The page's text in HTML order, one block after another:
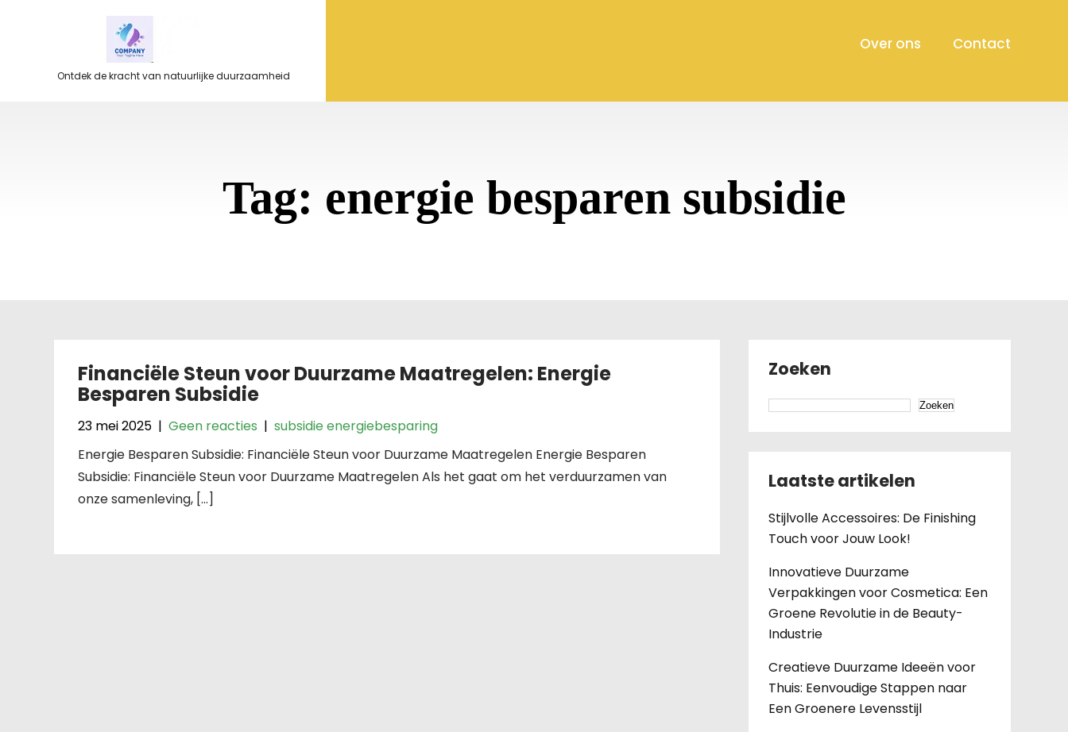
Ontdek de kracht van natuurlijke duurzaamheid
Over ons Contact
Tag: energie besparen subsidie
Financiële Steun voor Duurzame Maatregelen: Energie
Besparen Subsidie
23 mei 2025 | Geen reacties | subsidie energiebesparing
Energie Besparen Subsidie: Financiële Steun voor Duurzame Maatregelen Energie Besparen
Subsidie: Financiële Steun voor Duurzame Maatregelen Als het gaat om het verduurzamen van
onze samenleving, […]
Zoeken
Zoeken
Laatste artikelen
Stijlvolle Accessoires: De Finishing
Touch voor Jouw Look!
Innovatieve Duurzame
Verpakkingen voor Cosmetica: Een
Groene Revolutie in de Beauty-
Industrie
Creatieve Duurzame Ideeën voor
Thuis: Eenvoudige Stappen naar
Een Groenere Levensstijl